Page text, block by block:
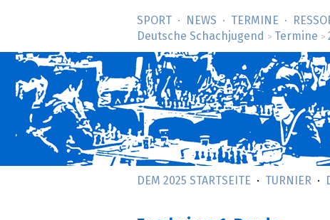
SPORT NEWS TERMINE
Deutsche Schachjugend
> Termine >
DEM 2025 STARTSEITE TURNIER